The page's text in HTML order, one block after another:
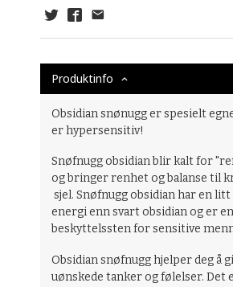
Produktinfo
Obsidian snønugg er spesielt
er hypersensitiv!
Snøfnugg obsidian blir kalt for
og bringer renhet og balanse til
sjel. Snøfnugg obsidian har en
energi enn svart obsidian og er
beskyttelssten for sensitive
Obsidian snøfnugg hjelper deg å
uønskede tanker og følelser. Det